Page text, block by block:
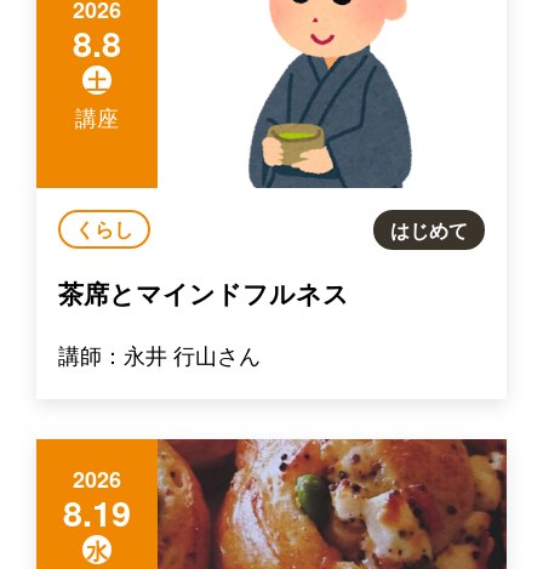
2026
8.8
土
講座
くらし はじめて
茶席とマインドフルネス
講師：永井 行山さん
2026
8.19
水